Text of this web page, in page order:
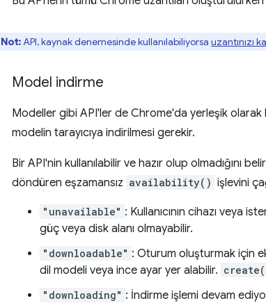
Not:API, kaynak denemesinde kullanılabiliyorsa uzantınızı
Model indirme
Modeller gibi API'ler de Chrome'da yerleşik olarak
modelin tarayıcıya indirilmesi gerekir.
Bir API'nin kullanılabilir ve hazır olup olmadığını
döndüren eşzamansız availability() işlevini
"unavailable" : Kullanıcının cihazı veya
güç veya disk alanı olmayabilir.
"downloadable" : Oturum oluşturmak için
dil modeli veya ince ayar yer alabilir.
"downloading" : İndirme işlemi devam